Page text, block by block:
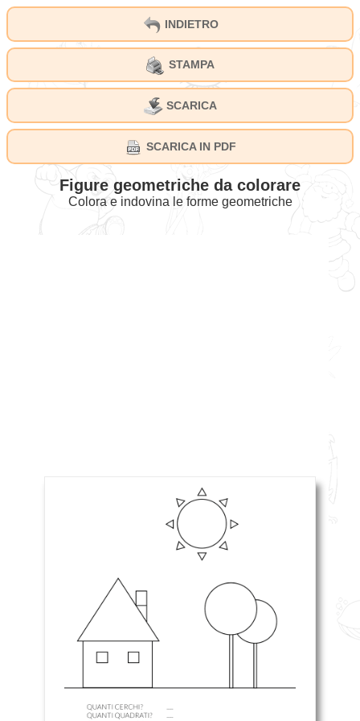
INDIETRO
STAMPA
SCARICA
SCARICA IN PDF
Figure geometriche da colorare
Colora e indovina le forme geometriche